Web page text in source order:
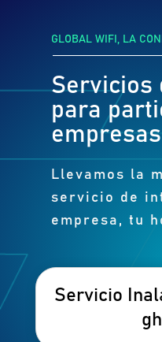
GLOBAL WIFI, LA
Servicios
para
empresas
Llevamos la
servicio de
empresa, tu
Servicio